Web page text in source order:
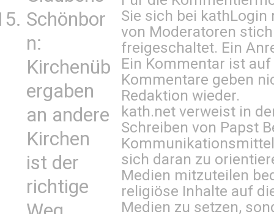
Schönbor
n:
Kirchenüb
ergaben
an andere
Kirchen
ist der
richtige
Sie sich bei kathLogin
von Moderatoren
freigeschaltet. Ein
Ein Kommentar ist
Kommentare geben
Redaktion wieder.
kath.net verweist in
Schreiben von Papst
sich daran zu
Medien mitzuteilen
religiöse Inhalte auf
Medien zu setzen,